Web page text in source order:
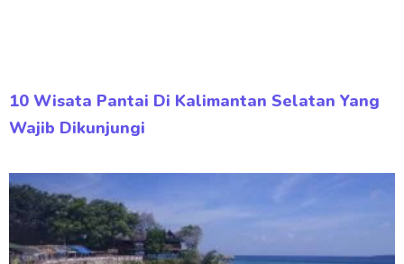
10 Wisata Pantai Di Kalimantan Selatan Yang
Wajib Dikunjungi